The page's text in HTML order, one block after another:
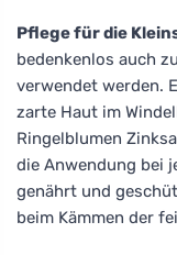
Pflege für die
bedenkenlos auch
verwendet werden.
zarte Haut im
Ringelblumen
die Anwendung bei
genährt und
beim Kämmen der